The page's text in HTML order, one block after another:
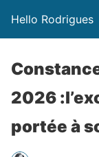
Hello Rodrigues
2026
portée à